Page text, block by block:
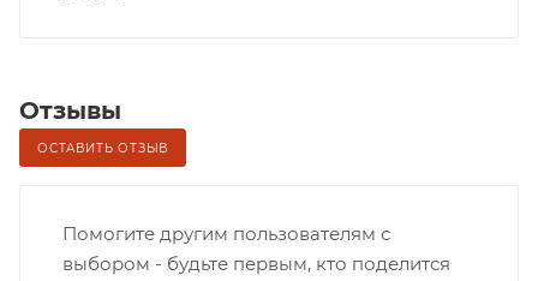
Отзывы
ОСТАВИТЬ ОТЗЫВ
Помогите другим пользователям с
выбором - будьте первым, кто поделится